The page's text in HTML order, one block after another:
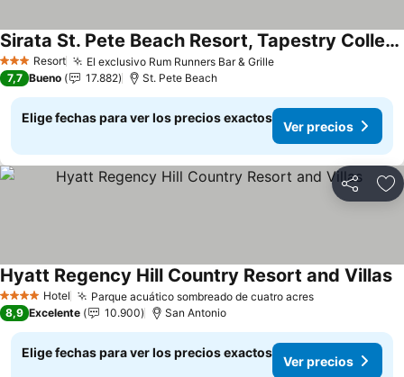
3 EstrellasResort El exclusivo Rum Runners Bar & Grille
Sirata St. Pete Beach Resort, Tapestry Collection by Hilton
7,7 Bueno 17.882 St. Pete Beach
Elige fechas para ver los precios exactos
Ver precios
Compartir
4 EstrellasHotel Parque acuático sombreado de cuatro acres
Hyatt Regency Hill Country Resort and Villas
8,9 Excelente 10.900 San Antonio
Elige fechas para ver los precios exactos
Ver precios